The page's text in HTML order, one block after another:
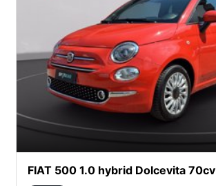
FIAT 500 1.0 hybrid Dolcevita 70cv